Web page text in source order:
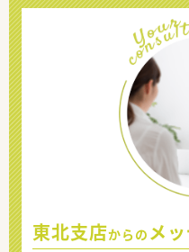
東北支店からの メ